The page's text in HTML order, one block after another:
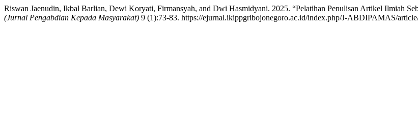
Riswan Jaenudin, Ikbal Barlian, Dewi Koryati, Firmansyah, and Dwi Hasmidyani. 2025. “Pelatihan Penulisan Artikel Ilmiah
(Jurnal Pengabdian Kepada Masyarakat) 9 (1):73-83. https://ejurnal.ikippgribojonegoro.ac.id/index.php/J-ABDIPAMAS/